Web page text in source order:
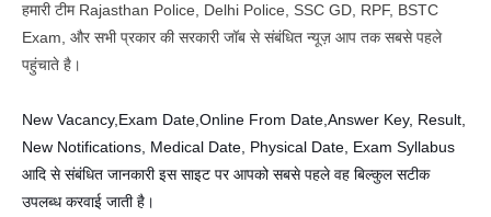
हमारी टीम Rajasthan Police, Delhi Police, SSC GD, RPF, BSTC
Exam, और सभी प्रकार की सरकारी जॉब से संबंधित न्यूज़ आप तक सबसे पहले
पहुंचाते है।
New Vacancy,Exam Date,Online From Date,Answer Key, Result,
New Notifications, Medical Date, Physical Date, Exam Syllabus
आदि से संबंधित जानकारी इस साइट पर आपको सबसे पहले वह बिल्कुल सटीक
उपलब्ध करवाई जाती है।